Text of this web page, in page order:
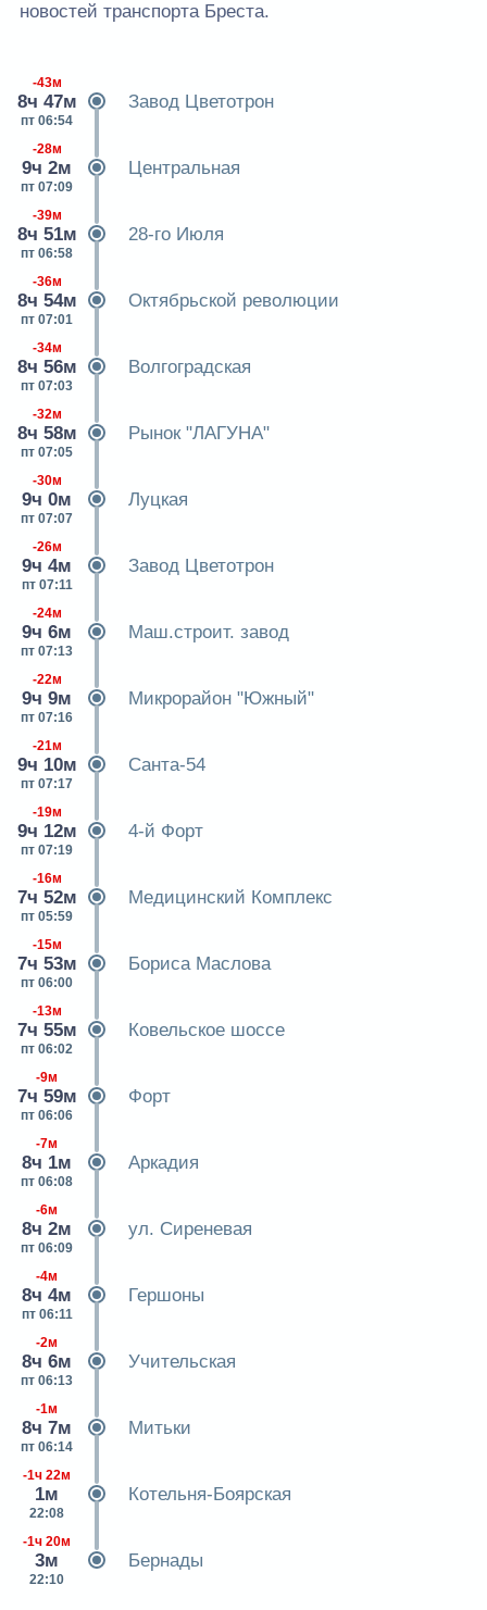
новостей транспорта Бреста.
-43м
8ч 47м
пт 06:54
Завод Цветотрон
-28м
9ч 2м
пт 07:09
Центральная
-39м
8ч 51м
пт 06:58
28-го Июля
-36м
8ч 54м
пт 07:01
Октябрьской революции
-34м
8ч 56м
пт 07:03
Волгоградская
-32м
8ч 58м
пт 07:05
Рынок "ЛАГУНА"
-30м
9ч 0м
пт 07:07
Луцкая
-26м
9ч 4м
пт 07:11
Завод Цветотрон
-24м
9ч 6м
пт 07:13
Маш.строит. завод
-22м
9ч 9м
пт 07:16
Микрорайон "Южный"
-21м
9ч 10м
пт 07:17
Санта-54
-19м
9ч 12м
пт 07:19
4-й Форт
-16м
7ч 52м
пт 05:59
Медицинский Комплекс
-15м
7ч 53м
пт 06:00
Бориса Маслова
-13м
7ч 55м
пт 06:02
Ковельское шоссе
-9м
7ч 59м
пт 06:06
Форт
-7м
8ч 1м
пт 06:08
Аркадия
-6м
8ч 2м
пт 06:09
ул. Сиреневая
-4м
8ч 4м
пт 06:11
Гершоны
-2м
8ч 6м
пт 06:13
Учительская
-1м
8ч 7м
пт 06:14
Митьки
-1ч 22м
1м
22:08
Котельня-Боярская
-1ч 20м
3м
22:10
Бернады